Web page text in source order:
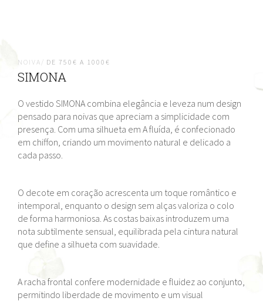
NOIVA/ DE 750€ A 1000€
SIMONA
O vestido SIMONA combina elegância e leveza num design
pensado para noivas que apreciam a simplicidade com
presença. Com uma silhueta em A fluída, é confecionado
em chiffon, criando um movimento natural e delicado a
cada passo.
O decote em coração acrescenta um toque romântico e
intemporal, enquanto o design sem alças valoriza o colo
de forma harmoniosa. As costas baixas introduzem uma
nota subtilmente sensual, equilibrada pela cintura natural
que define a silhueta com suavidade.
A racha frontal confere modernidade e fluidez ao conjunto,
permitindo liberdade de movimento e um visual